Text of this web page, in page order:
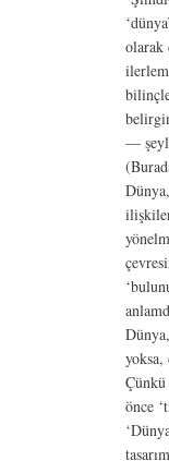
olarak
—
yoksa,
Çünkü
önce